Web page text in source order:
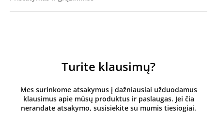
Turite klausimų?
Mes surinkome atsakymus į dažniausiai užduodamus
klausimus apie mūsų produktus ir paslaugas. Jei čia
nerandate atsakymo, susisiekite su mumis tiesiogiai.